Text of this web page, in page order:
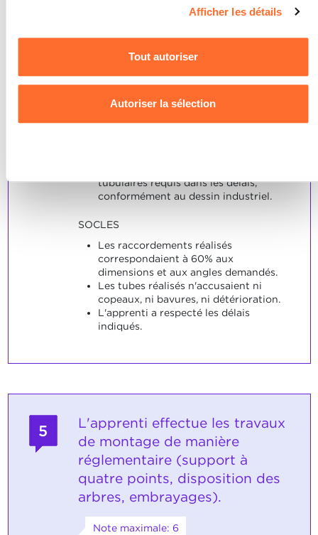
Vous avez la possibilité de modifier ou retirer votre
à gauche de chaque page du site.
Pour de plus amples informations sur la manière dont nous
données personnelles, vous pouvez consulter notre
Charte d’usage des cookieset notrePolitique de
Afficher les détails
Tout autoriser
Autoriser la sélection
disposer de manière
appropriée au cours du
montage et de les raccorder.
Note maximale: 12
tubulaires requis dans les délais,
conformément au dessin industriel.
SOCLES
Les raccordements réalisés
correspondaient à 60% aux
dimensions et aux angles demandés.
Les tubes réalisés n'accusaient ni
copeaux, ni bavures, ni détérioration.
L'apprenti a respecté les délais
indiqués.
5
L'apprenti effectue les travaux
de montage de manière
réglementaire (support à
quatre points, disposition des
arbres, embrayages).
Note maximale: 6